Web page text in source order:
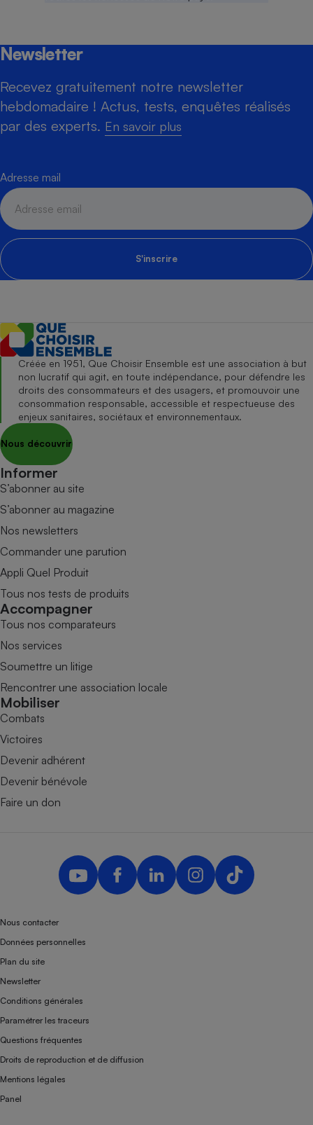
Newsletter
Recevez gratuitement notre newsletter
hebdomadaire ! Actus, tests, enquêtes réalisés
par des experts. En savoir plus
Adresse mail
S'inscrire
Créée en 1951, Que Choisir Ensemble est une association à but
non lucratif qui agit, en toute indépendance, pour défendre les
droits des consommateurs et des usagers, et promouvoir une
consommation responsable, accessible et respectueuse des
enjeux sanitaires, sociétaux et environnementaux.
Nous découvrir
Informer
S’abonner au site
S’abonner au magazine
Nos newsletters
Commander une parution
Appli Quel Produit
Tous nos tests de produits
Accompagner
Tous nos comparateurs
Nos services
Soumettre un litige
Rencontrer une association locale
Mobiliser
Combats
Victoires
Devenir adhérent
Devenir bénévole
Faire un don
Nous contacter
Données personnelles
Plan du site
Newsletter
Conditions générales
Paramétrer les traceurs
Questions fréquentes
Droits de reproduction et de diffusion
Mentions légales
Panel